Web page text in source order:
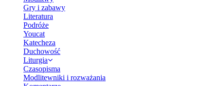
Gry i zabawy
Literatura
Podróże
Youcat
Katecheza
Duchowość
Liturgia
Czasopisma
Modlitewniki i rozważania